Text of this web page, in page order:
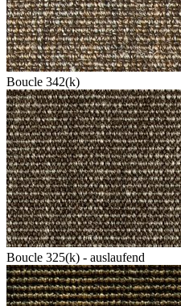
Boucle 342(k)
Boucle 325(k) - auslaufend